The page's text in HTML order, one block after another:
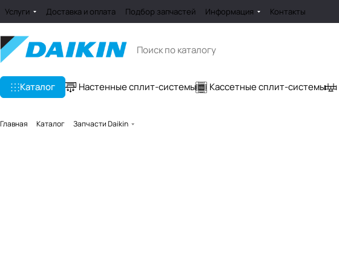
Услуги Доставка и оплата Подбор запчастей Информация Контакты
Каталог Настенные сплит-системы Кассетные сплит-системы
Главная Каталог Запчасти Daikin